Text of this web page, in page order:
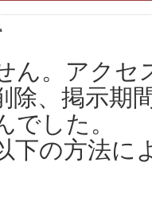
ん。アクセ
除、掲示期
でした。
下の方法に